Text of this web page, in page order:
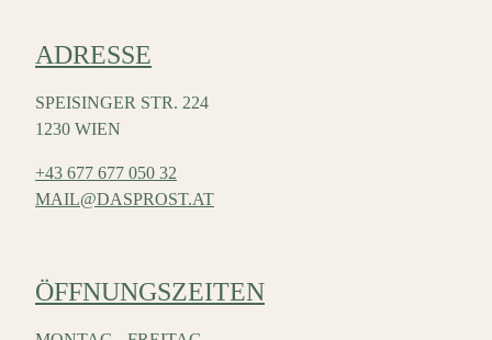
ADRESSE
SPEISINGER STR. 224
1230 WIEN
+43 677 677 050 32
MAIL@DASPROST.AT
ÖFFNUNGSZEITEN